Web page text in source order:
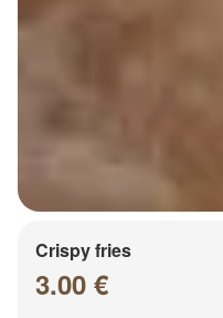
Crispy fries
3.00 €